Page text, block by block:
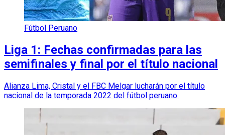
Fútbol Peruano
Liga 1: Fechas confirmadas para las
semifinales y final por el título nacional
Alianza Lima, Cristal y el FBC Melgar lucharán por el título
nacional de la temporada 2022 del fútbol peruano.